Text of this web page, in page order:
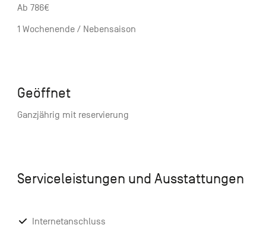
Ab 786€
1 Wochenende / Nebensaison
Geöffnet
Ganzjährig mit reservierung
Serviceleistungen und Ausstattungen
Internetanschluss